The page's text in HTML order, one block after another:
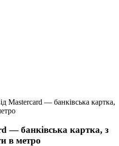
Mastercard — банківська картка,
— банківська картка, з
в метро